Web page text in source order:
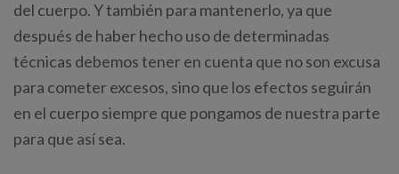
del cuerpo. Y también para mantenerlo, ya que
después de haber hecho uso de determinadas
técnicas debemos tener en cuenta que no son excusa
para cometer excesos, sino que los efectos seguirán
en el cuerpo siempre que pongamos de nuestra parte
para que así sea.